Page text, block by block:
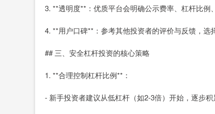
3. **透明度**：优质平台会明确公示费率、杠杆比例
4. **用户口碑**：参考其他投资者的评价与反馈，选
## 三、安全杠杆投资的核心策略
1. **合理控制杠杆比例**：
- 新手投资者建议从低杠杆（如2-3倍）开始，逐步积